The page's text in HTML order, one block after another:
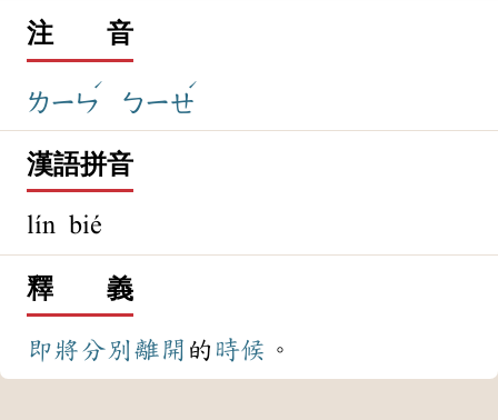
注 音
ㄌㄧㄣ
ˊ
ㄅㄧㄝ
ˊ
漢語拼音
lín bié
釋 義
即將分別離開 的 時候 。